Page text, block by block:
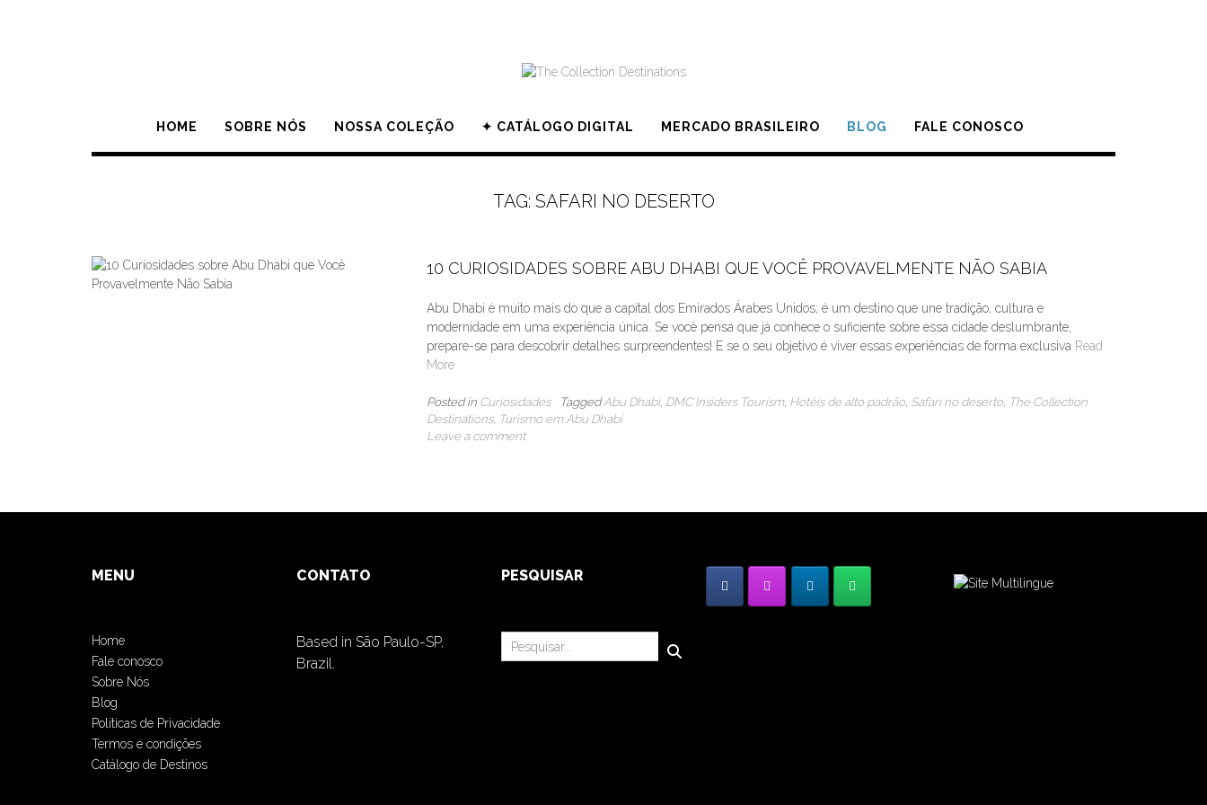
HOME SOBRE NÓS NOSSA COLEÇÃO ✦ CATÁLOGO DIGITAL MERCADO BRASILEIRO BLOG FALE CONOSCO
TAG: SAFARI NO DESERTO
10 CURIOSIDADES SOBRE ABU DHABI QUE VOCÊ PROVAVELMENTE NÃO SABIA
Abu Dhabi é muito mais do que a capital dos Emirados Árabes Unidos; é um destino que une tradição, cultura e
modernidade em uma experiência única. Se você pensa que já conhece o suficiente sobre essa cidade deslumbrante,
prepare-se para descobrir detalhes surpreendentes! E se o seu objetivo é viver essas experiências de forma exclusiva Read
More
Posted in Curiosidades TaggedAbu Dhabi, DMC Insiders Tourism, Hotéis de alto padrão, Safari no deserto, The Collection
Destinations, Turismo em Abu Dhabi
Leave a comment
MENU
Home
Fale conosco
Sobre Nós
Blog
Políticas de Privacidade
Termos e condições
Catálogo de Destinos
CONTATO
Based in São Paulo-SP,
Brazil.
PESQUISAR